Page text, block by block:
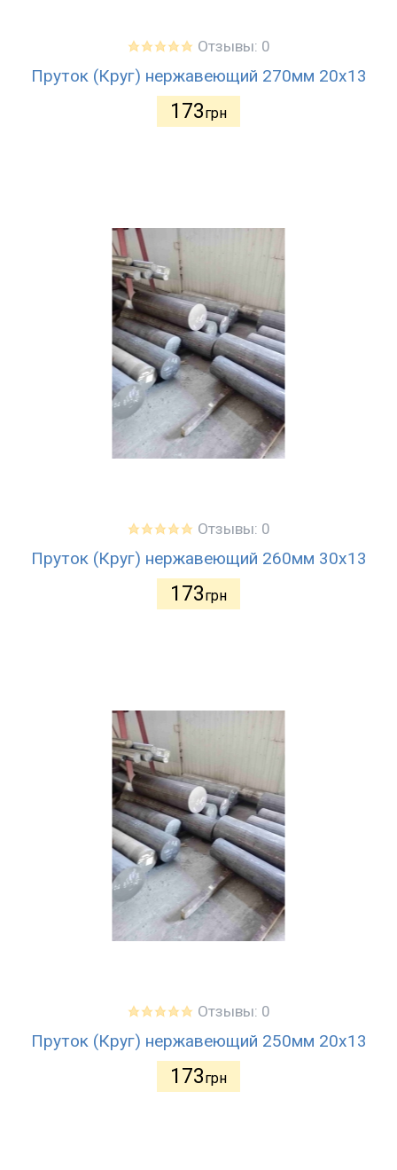
Отзывы: 0
Пруток (Круг) нержавеющий 270мм 20х13
173грн
Отзывы: 0
Пруток (Круг) нержавеющий 260мм 30х13
173грн
Отзывы: 0
Пруток (Круг) нержавеющий 250мм 20х13
173грн